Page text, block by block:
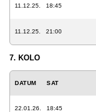
11.12.25. 18:45
11.12.25. 21:00
7. KOLO
DATUM SAT
22.01.26. 18:45